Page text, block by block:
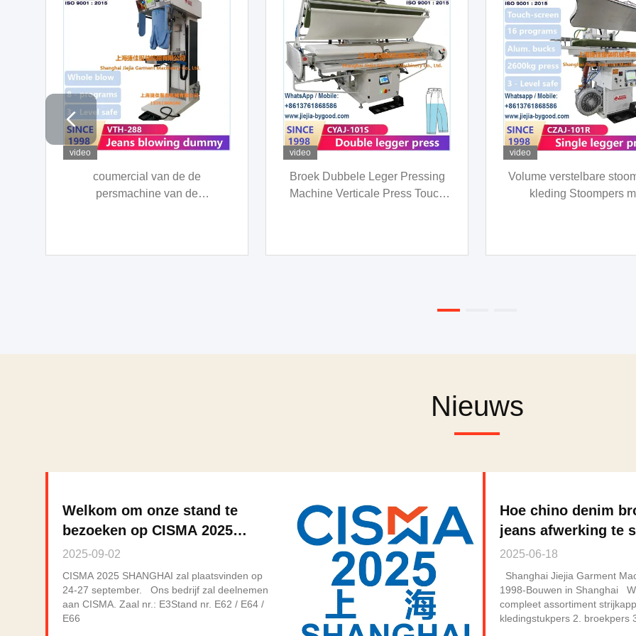
video
Wasmachine stoompers
hulpmiddel SS buck
video
pak jas strijkijzer persmachine
verticale persmachine buck
video
Professionele
vacuüm- en
Nieuws
Welkom om onze stand te
bezoeken op CISMA 2025
Shanghai
2025-09-02
CISMA 2025 SHANGHAI zal plaatsvinden op
24-27 september. Ons bedrijf zal deelnemen
aan CISMA. Zaal nr.: E3Stand nr. E62 / E64 /
E66
Hoe chino denim
jeans afwerking te
blazer, topper
2025-06-18
Shanghai Jiejia Garment
1998-Bouwen in Shanghai
compleet assortiment
kledingstukpers 2. broekpers